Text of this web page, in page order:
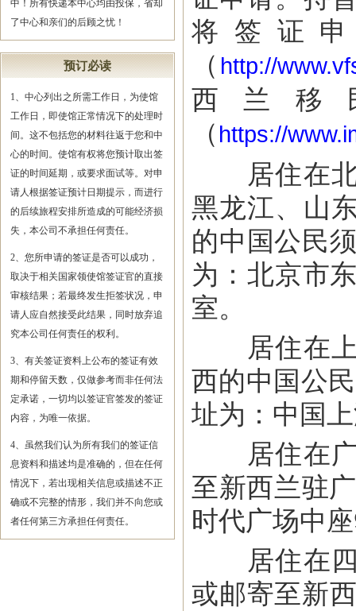
中！所有快递本中心均由投保，省却
了中心和亲们的后顾之忧！
预订必读
1、中心列出之所需工作日，为使馆
工作日，即使馆正常情况下的处理时
间。这不包括您的材料往返于您和中
心的时间。使馆有权将您预计取出签
证的时间延期，或要求面试等。对申
请人根据签证预计日期提示，而进行
的后续旅程安排所造成的可能经济损
失，本公司不承担任何责任。
2、您所申请的签证是否可以成功，
取决于相关国家领使馆签证官的直接
审核结果；若最终发生拒签状况，申
请人应自然接受此结果，同时放弃追
究本公司任何责任的权利。
3、有关签证资料上公布的签证有效
期和停留天数，仅做参考而非任何法
定承诺，一切均以签证官签发的签证
内容，为唯一依据。
4、虽然我们认为所有我们的签证信
息资料和描述均是准确的，但在任何
情况下，若出现相关信息或描述不正
确或不完整的情形，我们并不向您或
者任何第三方承担任何责任。
将签证
（ http://
西兰移
（ https://
居住在北
黑龙江、山
的中国公民
为：北京市
室。
居住在上
西的中国公
址为：中国
居住在广
至新西兰驻
时代广场中
居住在四
或邮寄至新